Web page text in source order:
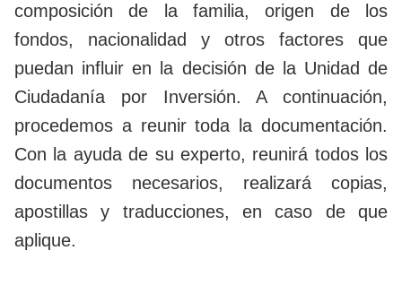
composición de la familia, origen de los
fondos, nacionalidad y otros factores que
puedan influir en la decisión de la Unidad de
Ciudadanía por Inversión. A continuación,
procedemos a reunir toda la documentación.
Con la ayuda de su experto, reunirá todos los
documentos necesarios, realizará copias,
apostillas y traducciones, en caso de que
aplique.